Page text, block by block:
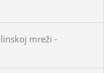
mreži -